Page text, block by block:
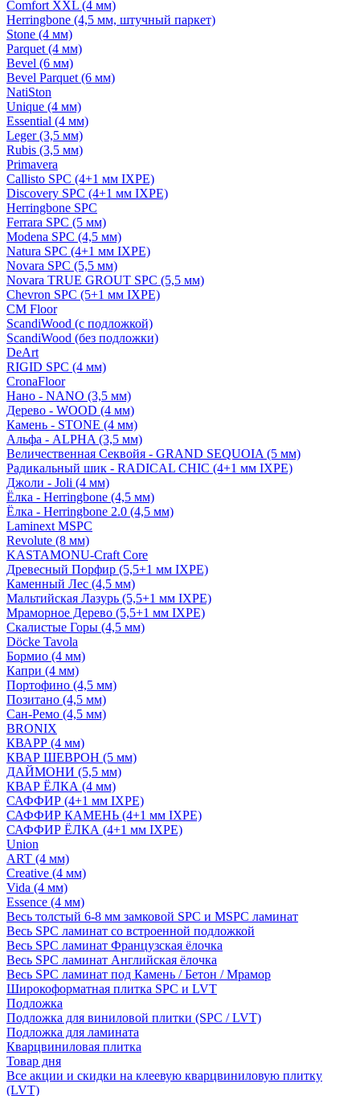
Comfort XXL (4 мм)
Herringbone (4,5 мм, штучный паркет)
Stone (4 мм)
Parquet (4 мм)
Bevel (6 мм)
Bevel Parquet (6 мм)
NatiSton
Unique (4 мм)
Essential (4 мм)
Leger (3,5 мм)
Rubis (3,5 мм)
Primavera
Callisto SPC (4+1 мм IXPE)
Discovery SPC (4+1 мм IXPE)
Herringbone SPC
Ferrara SPC (5 мм)
Modena SPC (4,5 мм)
Natura SPC (4+1 мм IXPE)
Novara SPC (5,5 мм)
Novara TRUE GROUT SPC (5,5 мм)
Chevron SPC (5+1 мм IXPE)
CM Floor
ScandiWood (с подложкой)
ScandiWood (без подложки)
DeArt
RIGID SPC (4 мм)
CronaFloor
Нано - NANO (3,5 мм)
Дерево - WOOD (4 мм)
Камень - STONE (4 мм)
Альфа - ALPHA (3,5 мм)
Величественная Секвойя - GRAND SEQUOIA (5 мм)
Радикальный шик - RADICAL CHIC (4+1 мм IXPE)
Джоли - Joli (4 мм)
Ёлка - Herringbone (4,5 мм)
Ёлка - Herringbone 2.0 (4,5 мм)
Laminext MSPC
Revolute (8 мм)
KASTAMONU-Craft Core
Древесный Порфир (5,5+1 мм IXPE)
Каменный Лес (4,5 мм)
Мальтийская Лазурь (5,5+1 мм IXPE)
Мраморное Дерево (5,5+1 мм IXPE)
Скалистые Горы (4,5 мм)
Döcke Tavola
Бормио (4 мм)
Капри (4 мм)
Портофино (4,5 мм)
Позитано (4,5 мм)
Сан-Ремо (4,5 мм)
BRONIX
КВАРР (4 мм)
КВАР ШЕВРОН (5 мм)
ДАЙМОНИ (5,5 мм)
КВАР ЁЛКА (4 мм)
САФФИР (4+1 мм IXPE)
САФФИР КАМЕНЬ (4+1 мм IXPE)
САФФИР ЁЛКА (4+1 мм IXPE)
Union
ART (4 мм)
Creative (4 мм)
Vida (4 мм)
Essence (4 мм)
Весь толстый 6-8 мм замковой SPC и MSPC ламинат
Весь SPC ламинат со встроенной подложкой
Весь SPC ламинат Французская ёлочка
Весь SPC ламинат Английская ёлочка
Весь SPC ламинат под Камень / Бетон / Мрамор
Широкоформатная плитка SPC и LVT
Подложка
Подложка для виниловой плитки (SPC / LVT)
Подложка для ламината
Кварцвиниловая плитка
Товар дня
Все акции и скидки на клеевую кварцвиниловую плитку
(LVT)